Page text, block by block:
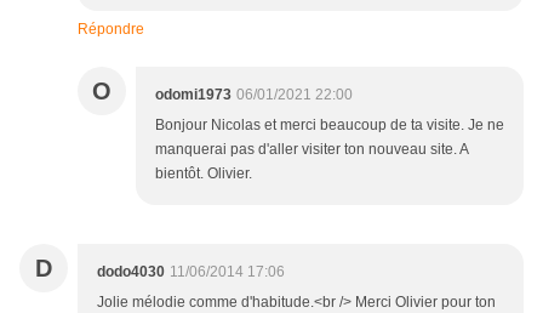
Répondre
O odomi1973 06/01/2021 22:00
Bonjour Nicolas et merci beaucoup de ta visite. Je ne
manquerai pas d'aller visiter ton nouveau site. A
bientôt. Olivier.
D dodo4030 11/06/2014 17:06
Jolie mélodie comme d'habitude.<br /> Merci Olivier pour ton